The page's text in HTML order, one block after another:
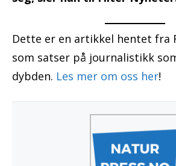
Dette er en artikkel hentet fra
som satser på journalistikk
dybden. Les mer om oss her!